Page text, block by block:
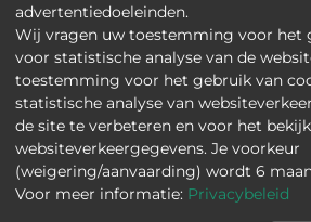
Contact
Cookies
Wettelijke mededelingen
Universitair Kinderziekenhuis
Joseph Crocqlaan 15 - 1020 Brussel
advertentiedoeleinden.
Wij vragen uw toestemming voor het
voor statistische analyse van de
toestemming voor het gebruik van
statistische analyse van
de site te verbeteren en voor het
websiteverkeergegevens. Je voorkeur
(weigering/aanvaarding) wordt 6
Voor meer informatie: Privacybeleid